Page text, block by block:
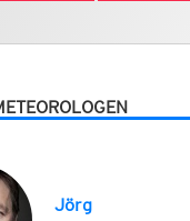
Jörg